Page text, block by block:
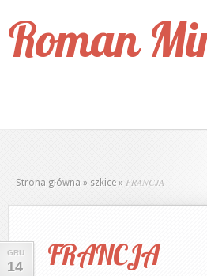
Roman
Strona główna » szkice » FRANCJA
GRU
14 FRANCJA